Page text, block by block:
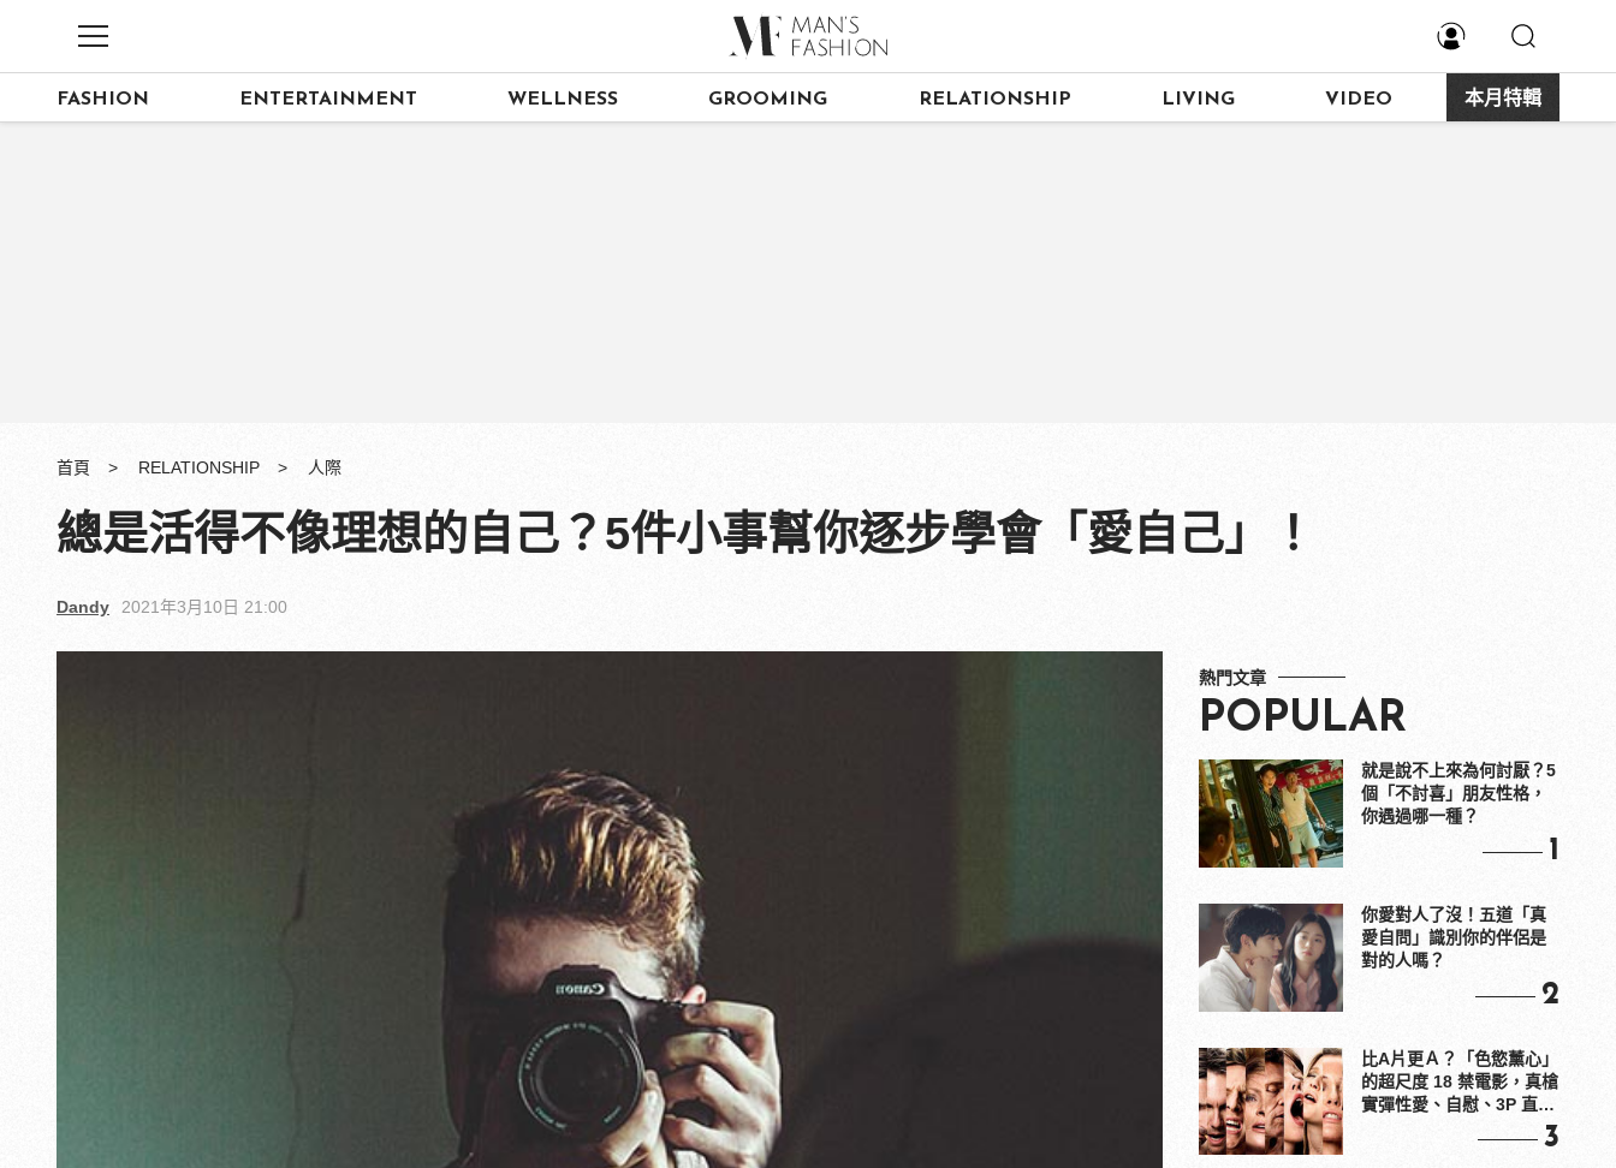
FASHION ENTERTAINMENT WELLNESS GROOMING RELATIONSHIP LIVING VIDEO 本月特輯
首頁 RELATIONSHIP 人際
總是活得不像理想的自己？5件小事幫你逐步學會「愛自己」！
Dandy 2021年3月10日 21:00
熱門文章
POPULAR
就是說不上來為何討厭？5
個「不討喜」朋友性格，
你遇過哪一種？
1
你愛對人了沒！五道「真
愛自問」識別你的伴侶是
對的人嗎？
2
比A片更Ａ？「色慾薰心」
的超尺度 18 禁電影，真槍
實彈性愛、自慰、3P 直接
3